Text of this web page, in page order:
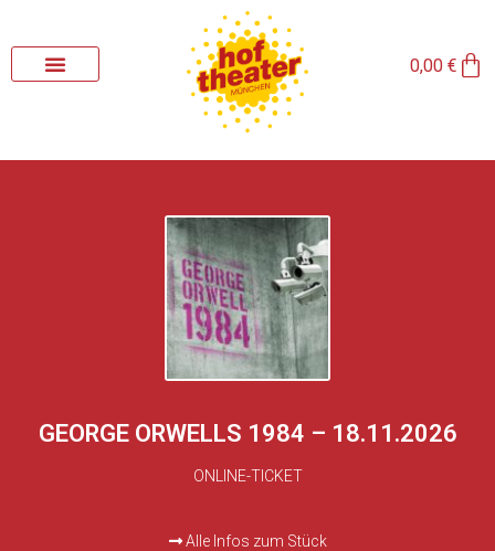
springen
0,00 €
GEORGE ORWELLS 1984 – 18.11.2026
ONLINE-TICKET
Alle Infos zum Stück